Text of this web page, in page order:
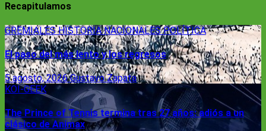
Recapitulamos
GREMIALESHISTORIANACIONALESPOLÍTICA
El paso del más lento y los regresos
5 agosto, 2026Gustavo Zapata
KOI-GEEK
The Prince of Tennis termina tras 27 años: adiós a un
clásico de Animax